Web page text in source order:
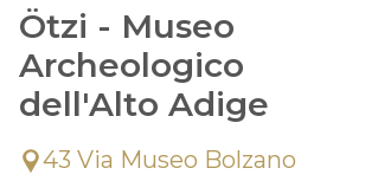
Ötzi - Museo
Archeologico
dell'Alto Adige
43 Via Museo Bolzano